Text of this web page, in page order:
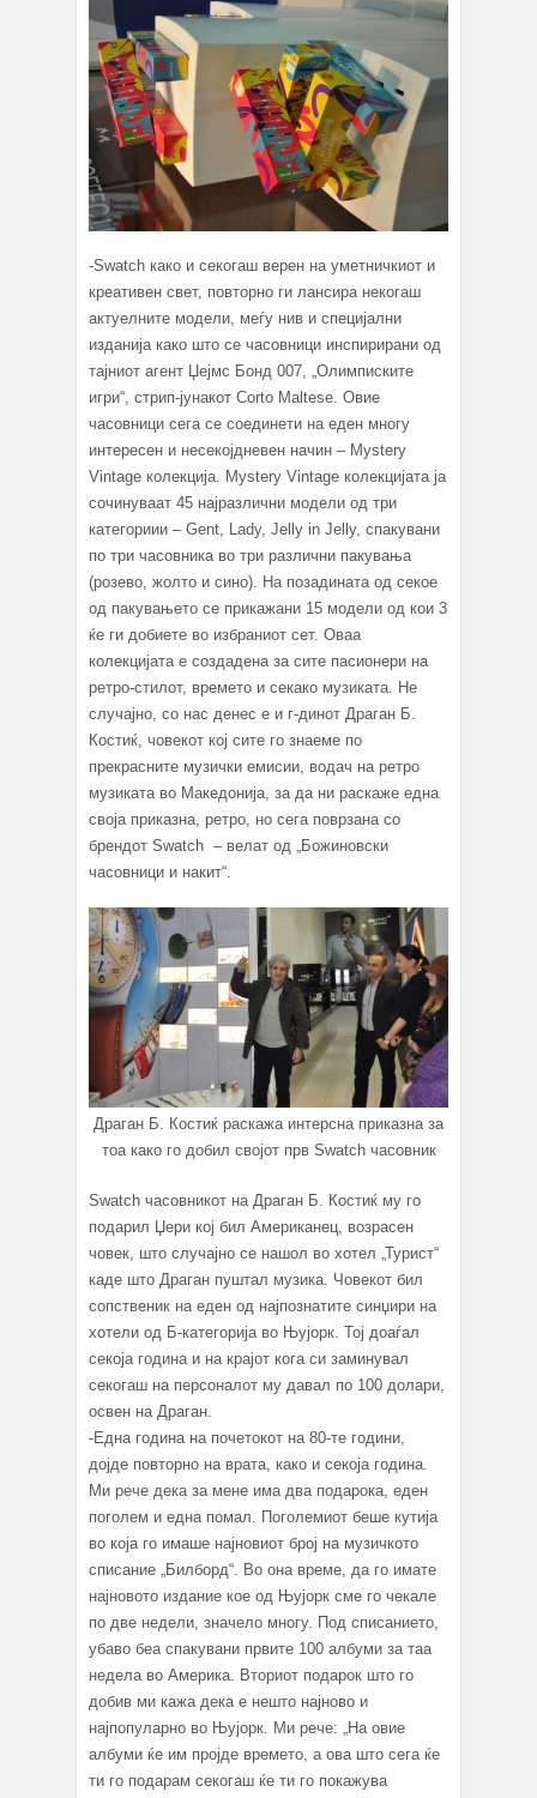
-Swatch како и секогаш верен на уметничкиот и
креативен свет, повторно ги лансира некогаш
актуелните модели, меѓу нив и специјални
изданија како што се часовници инспирирани од
тајниот агент Џејмс Бонд 007, „Олимписките
игри“, стрип-јунакот Corto Maltese. Овие
часовници сега се соединети на еден многу
интересен и несекојдневен начин – Mystery
Vintage колекција. Mystery Vintage колекцијата ја
сочинуваат 45 најразлични модели од три
категориии – Gent, Lady, Jelly in Jelly, спакувани
по три часовника во три различни пакувања
(розево, жолто и сино). На позадината од секое
од пакувањето се прикажани 15 модели од кои 3
ќе ги добиете во избраниот сет. Оваа
колекцијата е создадена за сите пасионери на
ретро-стилот, времето и секако музиката. Не
случајно, со нас денес е и г-динот Драган Б.
Костиќ, човекот кој сите го знаеме по
прекрасните музички емисии, водач на ретро
музиката во Македонија, за да ни раскаже една
своја приказна, ретро, но сега поврзана со
брендот Swatch – велат од „Божиновски
часовници и накит“.
Драган Б. Костиќ раскажа интерсна приказна за
тоа како го добил својот прв Swatch часовник
Swatch часовникот на Драган Б. Костиќ му го
подарил Џери кој бил Американец, возрасен
човек, што случајно се нашол во хотел „Турист“
каде што Драган пуштал музика. Човекот бил
сопственик на еден од најпознатите синџири на
хотели од Б-категорија во Њујорк. Тој доаѓал
секоја година и на крајот кога си заминувал
секогаш на персоналот му давал по 100 долари,
освен на Драган.
-Една година на почетокот на 80-те години,
дојде повторно на врата, како и секоја година.
Ми рече дека за мене има два подарока, еден
поголем и една помал. Поголемиот беше кутија
во која го имаше најновиот број на музичкото
списание „Билборд“. Во она време, да го имате
најновото издание кое од Њујорк сме го чекале
по две недели, значело многу. Под списанието,
убаво беа спакувани првите 100 албуми за таа
недела во Америка. Вториот подарок што го
добив ми кажа дека е нешто најново и
најпопуларно во Њујорк. Ми рече: „На овие
албуми ќе им пројде времето, а ова што сега ќе
ти го подарам секогаш ќе ти го покажува